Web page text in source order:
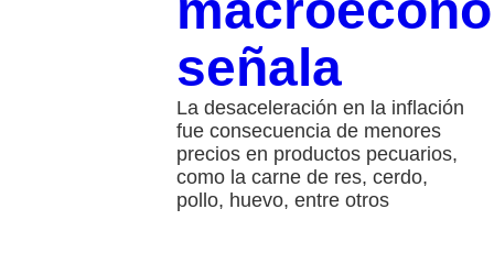
señala
La desaceleración en la inflación
fue consecuencia de menores
precios en productos pecuarios,
como la carne de res, cerdo,
pollo, huevo, entre otros